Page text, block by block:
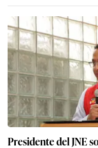
Presidente del JNE